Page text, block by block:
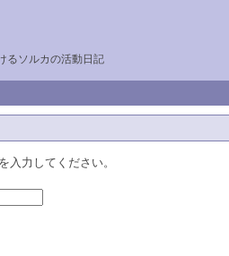
るソルカの活動日記
入力してください。